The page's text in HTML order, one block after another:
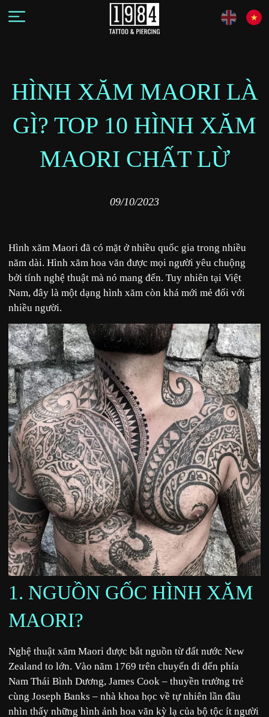
HÌNH XĂM MAORI LÀ
GÌ? TOP 10 HÌNH XĂM
MAORI CHẤT LỪ
09/10/2023
Hình xăm Maori đã có mặt ở nhiều quốc gia trong nhiều
năm dài. Hình xăm hoa văn được mọi người yêu chuộng
bởi tính nghệ thuật mà nó mang đến. Tuy nhiên tại Việt
Nam, đây là một dạng hình xăm còn khá mới mẻ đối với
nhiều người.
1. NGUỒN GỐC HÌNH XĂM
MAORI?
Nghệ thuật xăm Maori được bắt nguồn từ đất nước New
Zealand to lớn. Vào năm 1769 trên chuyến đi đến phía
Nam Thái Bình Dương, James Cook – thuyền trưởng trẻ
cùng Joseph Banks – nhà khoa học về tự nhiên lần đầu
nhìn thấy những hình ảnh hoa văn kỳ lạ của bộ tộc ít người